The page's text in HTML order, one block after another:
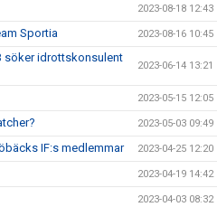
2023-08-18 12:43
Sportia 2023-08-16 10:45
söker idrottskonsulent
2023-06-14 13:21
2023-05-15 12:05
2023-05-03 09:49
IF:s medlemmar 2023-04-25 12:20
2023-04-19 14:42
2023-04-03 08:32